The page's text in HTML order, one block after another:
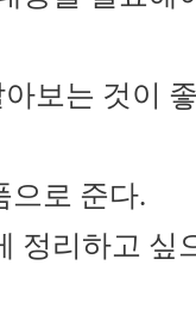
보는 것이
으로 준다.
정리하고 싶